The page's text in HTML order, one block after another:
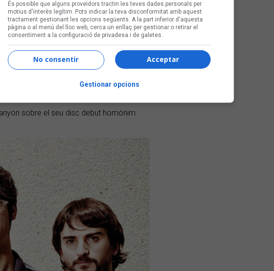
a gravar un disc,
sobre el seu disc debut homònim
És possible que alguns proveïdors tractin les teves dades personals per
motius d'interès legítim. Pots indicar la teva disconformitat amb aquest
tractament gestionant les opcions següents. A la part inferior d'aquesta
pàgina o al menú del lloc web, cerca un enllaç per gestionar o retirar el
consentiment a la configuració de privadesa i de galetes.
Acceptar
No consentir
Gestionar opcions